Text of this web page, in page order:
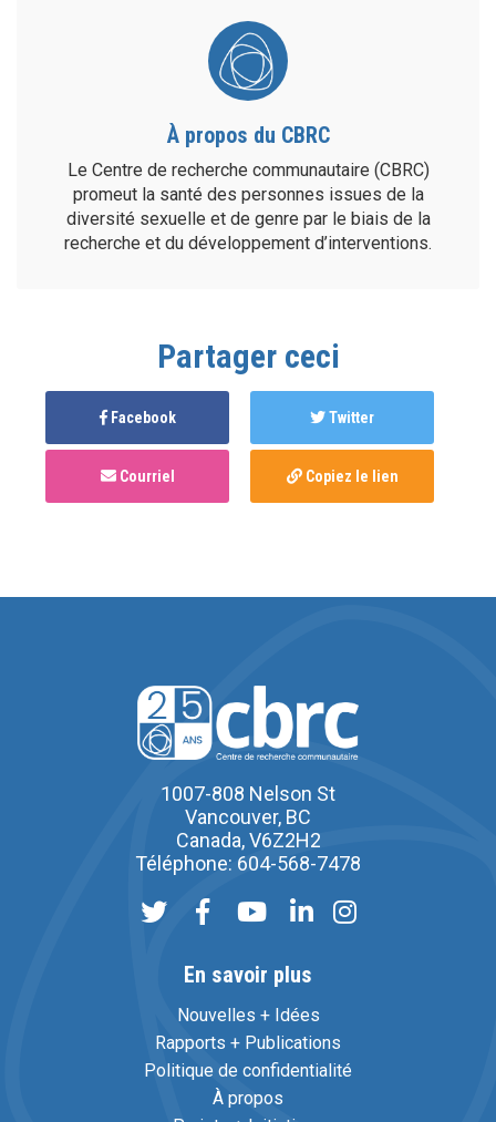
À propos du CBRC
Le Centre de recherche communautaire (CBRC)
promeut la santé des personnes issues de la
diversité sexuelle et de genre par le biais de la
recherche et du développement d’interventions.
Partager ceci
Facebook Twitter
Courriel Copiez le lien
1007-808 Nelson St
Vancouver, BC
Canada, V6Z2H2
Téléphone: 604-568-7478
En savoir plus
Nouvelles + Idées
Rapports + Publications
Politique de confidentialité
À propos